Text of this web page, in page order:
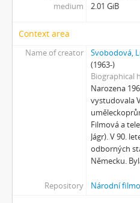
[Subseries] Klukovice,
[Subseries]
[Subseries] Mumlava
[Subseries] Zívrovy
[Subseries] Cesta
[Subseries] Braunův
[Subseries]
[Subseries] Milada
[Subseries] Hřiště
[Subseries] Image
[Subseries] Možná
[Subseries] 28 stotín
medium
2.01 GiB
Context area
Name of creator
Svobodová,
(1963-)
Biographical
Narozena
vystudovala
Filmová a
Jágr). V 90.
odborných
Německu.
Repository Národní